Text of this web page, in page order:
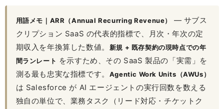
用語メモ｜ARR（Annual Recurring Revenue）
— サブス
クリプション SaaS の代表的指標で、月次・年次の定
期収入を年換算した数値。
新規 + 既存契約の現時点での年
間ランレート を示すため、その SaaS 製品の「実需」を
測る最も忠実な指標です。
Agentic Work Units（AWUs）
は Salesforce が AI エージェントの実行回数を数える
独自の単位で、業務タスク（リード対応・チケットク